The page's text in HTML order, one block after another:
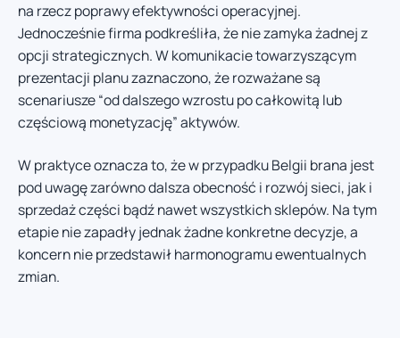
na rzecz poprawy efektywności operacyjnej.
Jednocześnie firma podkreśliła, że nie zamyka żadnej z
opcji strategicznych. W komunikacie towarzyszącym
prezentacji planu zaznaczono, że rozważane są
scenariusze “od dalszego wzrostu po całkowitą lub
częściową monetyzację” aktywów.
W praktyce oznacza to, że w przypadku Belgii brana jest
pod uwagę zarówno dalsza obecność i rozwój sieci, jak i
sprzedaż części bądź nawet wszystkich sklepów. Na tym
etapie nie zapadły jednak żadne konkretne decyzje, a
koncern nie przedstawił harmonogramu ewentualnych
zmian.